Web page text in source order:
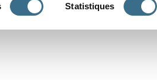
Statistiques